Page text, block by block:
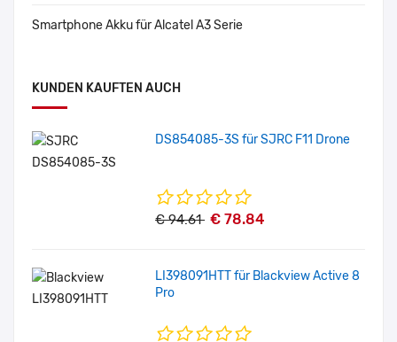
Smartphone Akku für Alcatel A3 Serie
KUNDEN KAUFTEN AUCH
DS854085-3S für SJRC F11 Drone
€ 94.61 € 78.84
LI398091HTT für Blackview Active 8
Pro